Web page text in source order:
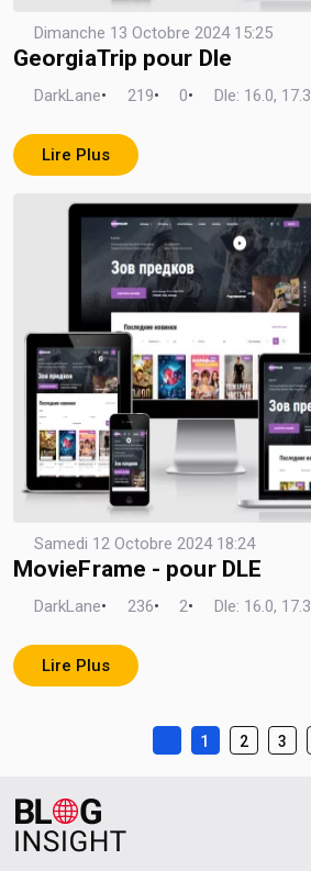
Dimanche 13 Octobre 2024 15:25
GeorgiaTrip pour Dle
DarkLane• 219• 0• Dle: 16.0, 17.3
Lire Plus
Samedi 12 Octobre 2024 18:24
MovieFrame - pour DLE
DarkLane• 236• 2• Dle: 16.0, 17.3
Lire Plus
1 2 3